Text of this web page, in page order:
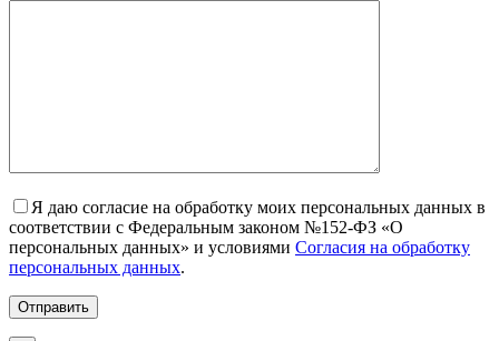
Я даю согласие на обработку моих персональных данных в
соответствии с Федеральным законом №152-ФЗ «О
персональных данных» и условиями Согласия на обработку
персональных данных.